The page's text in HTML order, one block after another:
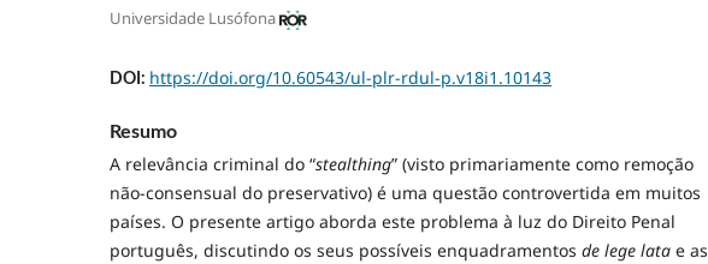
Universidade Lusófona
DOI: https://doi.org/10.60543/ul-plr-rdul-p.v18i1.10143
Resumo
A relevância criminal do “stealthing” (visto primariamente como remoção
não-consensual do preservativo) é uma questão controvertida em muitos
países. O presente artigo aborda este problema à luz do Direito Penal
português, discutindo os seus possíveis enquadramentos de lege lata e as